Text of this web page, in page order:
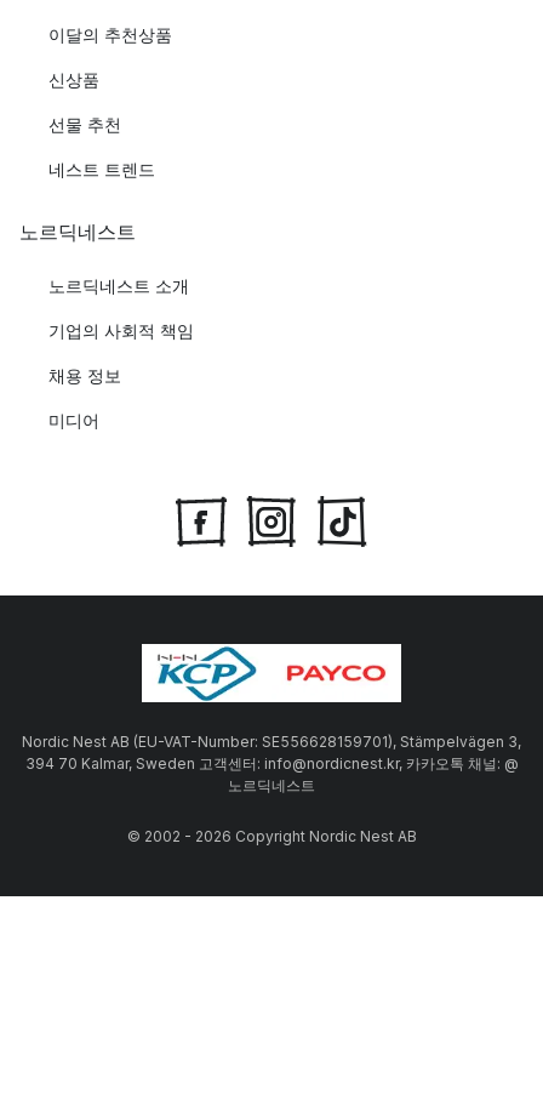
이달의 추천상품
신상품
선물 추천
네스트 트렌드
노르딕네스트
노르딕네스트 소개
기업의 사회적 책임
채용 정보
미디어
Nordic Nest AB (EU-VAT-Number: SE556628159701), Stämpelvägen 3,
394 70 Kalmar, Sweden 고객센터: info@nordicnest.kr, 카카오톡 채널: @
노르딕네스트
© 2002 - 2026 Copyright Nordic Nest AB